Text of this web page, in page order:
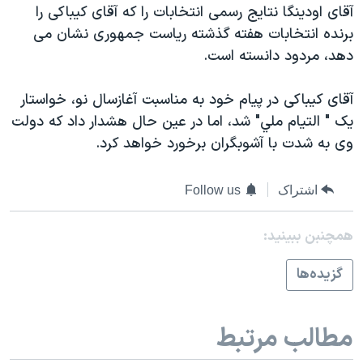
نرگس محمدی برنده جایزه نوبل صلح
همایش محافظه‌کاران آمریکا «سی‌پک»
سفر پرزیدنت ترامپ به چین
آقای اودينگا نتايج رسمی انتخابات را که آقای کيباکی را
برنده انتخابات هفته گذشته رياست جمهوری نشان می
دهد، مردود دانسته است.
آقای کيباکی در پيام خود به مناسبت آغازسال نو، خواستار
يک " التيام ملي" شد، اما در عين حال هشدار داد که دولت
وی به شدت با آشوبگران برخورد خواهد کرد.
اشتراک Follow us
همچنبن ببینید:
گزيده‌ها
مطالب مرتبط